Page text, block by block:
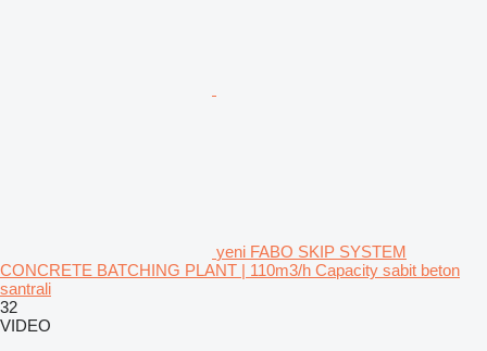
yeni FABO SKIP SYSTEM
CONCRETE BATCHING PLANT | 110m3/h Capacity sabit beton
santrali
32
VIDEO